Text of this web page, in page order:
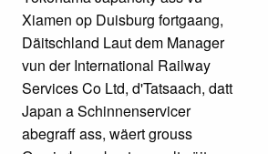
Xiamen op Duisburg fortgaang,
Däitschland Laut dem Manager
vun der International Railway
Services Co Ltd, d'Tatsaach, datt
Japan a Schinnenservicer
abegraff ass, wäert grouss